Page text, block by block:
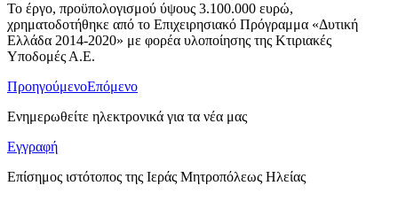
Το έργο, προϋπολογισμού ύψους 3.100.000 ευρώ,
χρηματοδοτήθηκε από το Επιχειρησιακό Πρόγραμμα «Δυτική
Ελλάδα 2014-2020» με φορέα υλοποίησης της Κτιριακές
Υποδομές Α.Ε.
ΠροηγούμενοΕπόμενο
Ενημερωθείτε ηλεκτρονικά για τα νέα μας
Εγγραφή
Επίσημος ιστότοπος της Ιεράς Μητροπόλεως Ηλείας